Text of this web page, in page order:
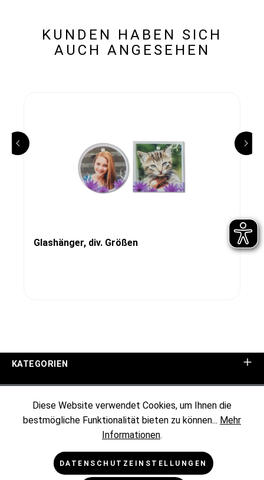
KUNDEN HABEN SICH
AUCH ANGESEHEN
Glashänger, div. Größen
KATEGORIEN
KUNDENINFORMATIONEN
RECHTLICHES
Diese Website verwendet Cookies, um Ihnen die
bestmögliche Funktionalität bieten zu können... Mehr
Informationen.
DATENSCHUTZEINSTELLUNGEN